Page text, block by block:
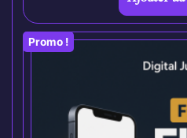
Promo !